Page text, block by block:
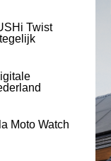
Twist
Moto Watch